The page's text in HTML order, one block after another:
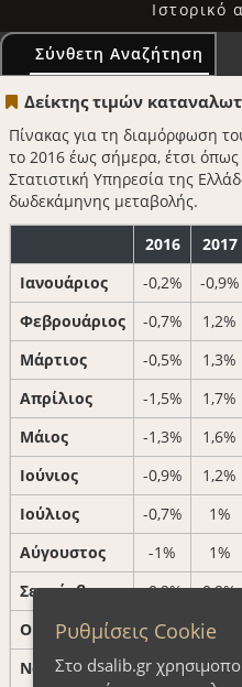
Ιστορικό
Σύνθετη Αναζήτηση
Δείκτης τιμών
Πίνακας για τη διαμόρφωση
το 2016 έως σήμερα, έτσι
Στατιστική Υπηρεσία της
δωδεκάμηνης μεταβολής.
2016 2017
Ιανουάριος
-0,2% -0,9%
Φεβρουάριος
-0,7% 1,2%
Μάρτιος
-0,5% 1,3%
Απρίλιος
-1,5% 1,7%
Mάιος
-1,3% 1,6%
Ιούνιος
-0,9% 1,2%
Ιούλιος
-0,7% 1%
Αύγουστος
-1% 1%
Σεπτέμβριος
-0,9% 0,9%
Οκτώβριος
-1% 1%
Νοέμβριος
-0,5% 0,7%
Ρυθμίσεις Cookie
Στο dsalib.gr